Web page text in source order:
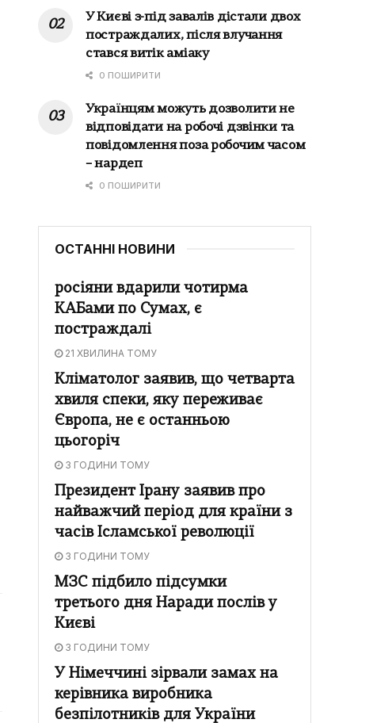
У Києві з-під завалів дістали двох
постраждалих, після влучання
стався витік аміаку
0 ПОШИРИТИ
Українцям можуть дозволити не
відповідати на робочі дзвінки та
повідомлення поза робочим часом
– нардеп
0 ПОШИРИТИ
ОСТАННІ НОВИНИ
росіяни вдарили чотирма
КАБами по Сумах, є
постраждалі
21 ХВИЛИНА ТОМУ
Кліматолог заявив, що четварта
хвиля спеки, яку переживає
Європа, не є останньою
цьогоріч
3 ГОДИНИ ТОМУ
Президент Ірану заявив про
найважчий період для країни з
часів Ісламської революції
3 ГОДИНИ ТОМУ
МЗС підбило підсумки
третього дня Наради послів у
Києві
3 ГОДИНИ ТОМУ
У Німеччині зірвали замах на
керівника виробника
безпілотників для України